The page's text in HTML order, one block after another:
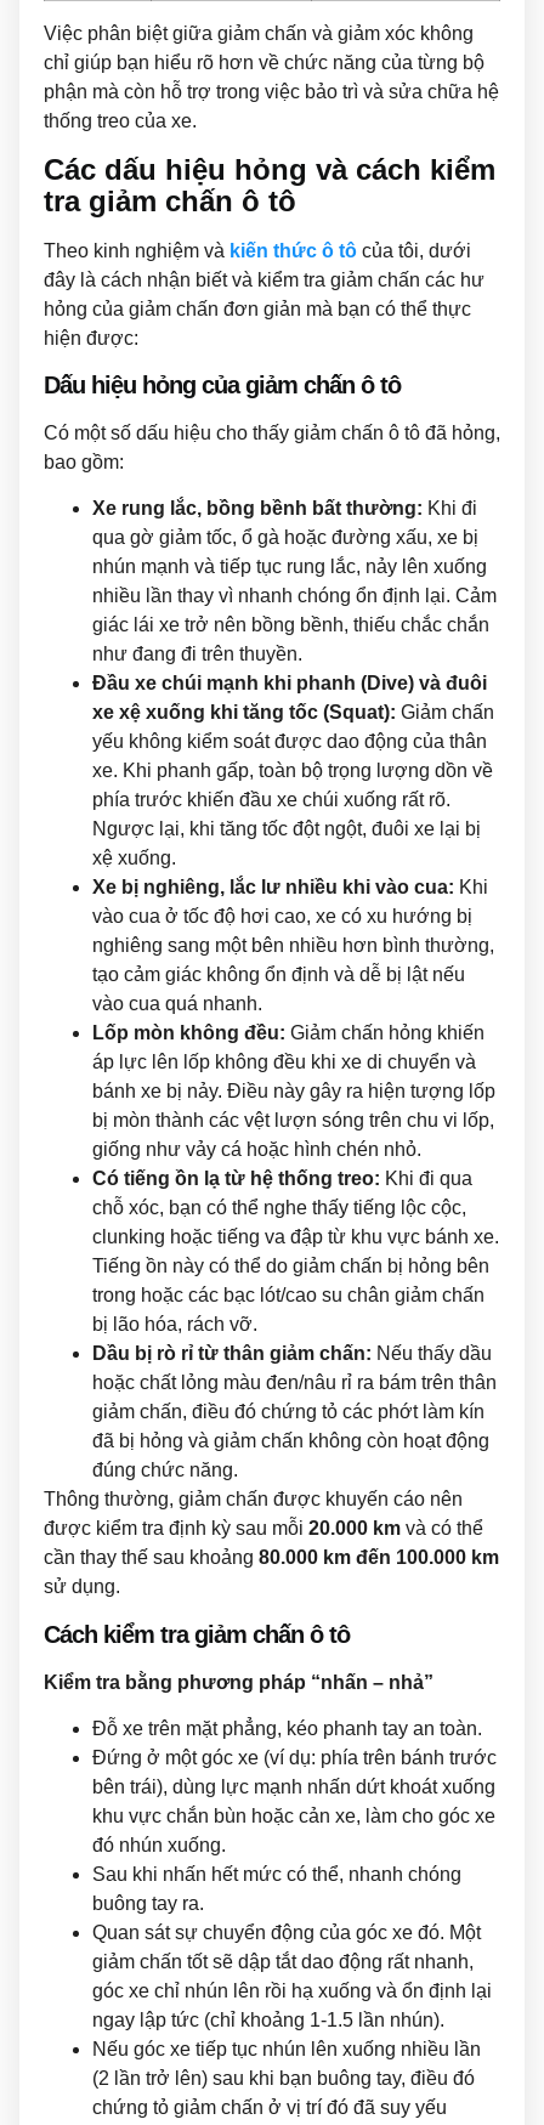
Việc phân biệt giữa giảm chấn và giảm xóc không
chỉ giúp bạn hiểu rõ hơn về chức năng của từng bộ
phận mà còn hỗ trợ trong việc bảo trì và sửa chữa hệ
thống treo của xe.
Các dấu hiệu hỏng và cách kiểm
tra giảm chấn ô tô
Theo kinh nghiệm và kiến thức ô tô của tôi, dưới
đây là cách nhận biết và kiểm tra giảm chấn các hư
hỏng của giảm chấn đơn giản mà bạn có thể thực
hiện được:
Dấu hiệu hỏng của giảm chấn ô tô
Có một số dấu hiệu cho thấy giảm chấn ô tô đã hỏng,
bao gồm:
Xe rung lắc, bồng bềnh bất thường: Khi đi
qua gờ giảm tốc, ổ gà hoặc đường xấu, xe bị
nhún mạnh và tiếp tục rung lắc, nảy lên xuống
nhiều lần thay vì nhanh chóng ổn định lại. Cảm
giác lái xe trở nên bồng bềnh, thiếu chắc chắn
như đang đi trên thuyền.
Đầu xe chúi mạnh khi phanh (Dive) và đuôi
xe xệ xuống khi tăng tốc (Squat): Giảm chấn
yếu không kiểm soát được dao động của thân
xe. Khi phanh gấp, toàn bộ trọng lượng dồn về
phía trước khiến đầu xe chúi xuống rất rõ.
Ngược lại, khi tăng tốc đột ngột, đuôi xe lại bị
xệ xuống.
Xe bị nghiêng, lắc lư nhiều khi vào cua: Khi
vào cua ở tốc độ hơi cao, xe có xu hướng bị
nghiêng sang một bên nhiều hơn bình thường,
tạo cảm giác không ổn định và dễ bị lật nếu
vào cua quá nhanh.
Lốp mòn không đều: Giảm chấn hỏng khiến
áp lực lên lốp không đều khi xe di chuyển và
bánh xe bị nảy. Điều này gây ra hiện tượng lốp
bị mòn thành các vệt lượn sóng trên chu vi lốp,
giống như vảy cá hoặc hình chén nhỏ.
Có tiếng ồn lạ từ hệ thống treo: Khi đi qua
chỗ xóc, bạn có thể nghe thấy tiếng lộc cộc,
clunking hoặc tiếng va đập từ khu vực bánh xe.
Tiếng ồn này có thể do giảm chấn bị hỏng bên
trong hoặc các bạc lót/cao su chân giảm chấn
bị lão hóa, rách vỡ.
Dầu bị rò rỉ từ thân giảm chấn: Nếu thấy dầu
hoặc chất lỏng màu đen/nâu rỉ ra bám trên thân
giảm chấn, điều đó chứng tỏ các phớt làm kín
đã bị hỏng và giảm chấn không còn hoạt động
đúng chức năng.
Thông thường, giảm chấn được khuyến cáo nên
được kiểm tra định kỳ sau mỗi 20.000 km và có thể
cần thay thế sau khoảng 80.000 km đến 100.000 km
sử dụng.
Cách kiểm tra giảm chấn ô tô
Kiểm tra bằng phương pháp “nhấn – nhả”
Đỗ xe trên mặt phẳng, kéo phanh tay an toàn.
Đứng ở một góc xe (ví dụ: phía trên bánh trước
bên trái), dùng lực mạnh nhấn dứt khoát xuống
khu vực chắn bùn hoặc cản xe, làm cho góc xe
đó nhún xuống.
Sau khi nhấn hết mức có thể, nhanh chóng
buông tay ra.
Quan sát sự chuyển động của góc xe đó. Một
giảm chấn tốt sẽ dập tắt dao động rất nhanh,
góc xe chỉ nhún lên rồi hạ xuống và ổn định lại
ngay lập tức (chỉ khoảng 1-1.5 lần nhún).
Nếu góc xe tiếp tục nhún lên xuống nhiều lần
(2 lần trở lên) sau khi bạn buông tay, điều đó
chứng tỏ giảm chấn ở vị trí đó đã suy yếu